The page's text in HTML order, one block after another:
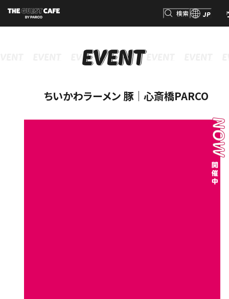
検索 JP
検索
INFORMATION RESERVATION
ちいかわラーメン 豚｜心斎橋PARCO